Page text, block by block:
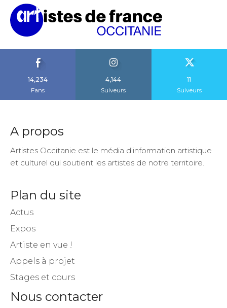
14,234
Fans
4,144
Suiveurs
11
Suiveurs
A propos
Artistes Occitanie est le média d’information artistique
et culturel qui soutient les artistes de notre territoire.
Plan du site
Actus
Expos
Artiste en vue !
Appels à projet
Stages et cours
Nous contacter